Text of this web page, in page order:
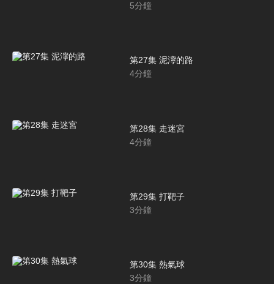
5分鐘
第27集 泥濘的路
4分鐘
第28集 走迷宮
4分鐘
第29集 打靶子
3分鐘
第30集 熱氣球
3分鐘